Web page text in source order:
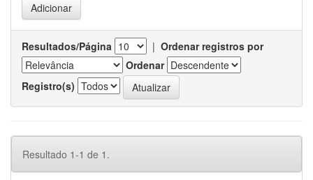
Resultados/Página | Ordenar registros por
Ordenar
Registro(s)
Resultado 1-1 de 1.